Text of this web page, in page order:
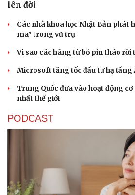
lên đời
Các nhà khoa học Nhật Bản phát
ma” trong vũ trụ
Vì sao các hãng từ bỏ pin tháo rời
Microsoft tăng tốc đầu tư hạ tầng
Trung Quốc đưa vào hoạt động
nhất thế giới
PODCAST